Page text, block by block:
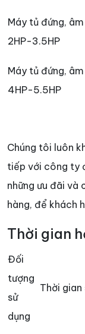
Máy tủ đứng,
2HP-3.5HP
Máy tủ đứng,
4HP-5.5HP
Chúng tôi luôn
tiếp với công ty
những ưu đãi và
hàng, để khách
Thời gian
Đối
tượng
sử
dụng
Thời gian